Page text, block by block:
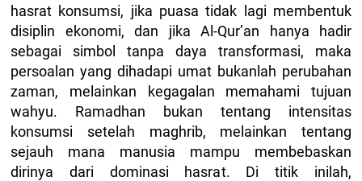
hasrat konsumsi, jika puasa tidak lagi membentuk
disiplin ekonomi, dan jika Al-Qur’an hanya hadir
sebagai simbol tanpa daya transformasi, maka
persoalan yang dihadapi umat bukanlah perubahan
zaman, melainkan kegagalan memahami tujuan
wahyu. Ramadhan bukan tentang intensitas
konsumsi setelah maghrib, melainkan tentang
sejauh mana manusia mampu membebaskan
dirinya dari dominasi hasrat. Di titik inilah,